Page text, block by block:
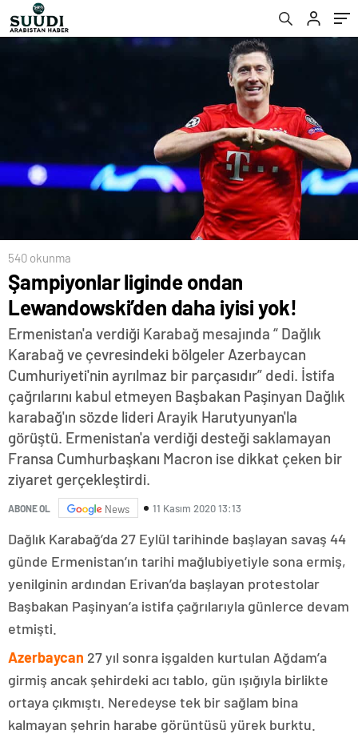
540 okunma
Şampiyonlar liginde ondan
Lewandowski’den daha iyisi yok!
Ermenistan'a verdiği Karabağ mesajında “ Dağlık
Karabağ ve çevresindeki bölgeler Azerbaycan
Cumhuriyeti'nin ayrılmaz bir parçasıdır” dedi. İstifa
çağrılarını kabul etmeyen Başbakan Paşinyan Dağlık
karabağ'ın sözde lideri Arayik Harutyunyan'la
görüştü. Ermenistan'a verdiği desteği saklamayan
Fransa Cumhurbaşkanı Macron ise dikkat çeken bir
ziyaret gerçekleştirdi.
ABONE OL News 11 Kasım 2020 13:13
Dağlık Karabağ’da 27 Eylül tarihinde başlayan savaş 44
günde Ermenistan’ın tarihi mağlubiyetiyle sona ermiş,
yenilginin ardından Erivan’da başlayan protestolar
Başbakan Paşinyan’a istifa çağrılarıyla günlerce devam
etmişti.
Azerbaycan 27 yıl sonra işgalden kurtulan Ağdam’a
girmiş ancak şehirdeki acı tablo, gün ışığıyla birlikte
ortaya çıkmıştı. Neredeyse tek bir sağlam bina
kalmayan şehrin harabe görüntüsü yürek burktu.